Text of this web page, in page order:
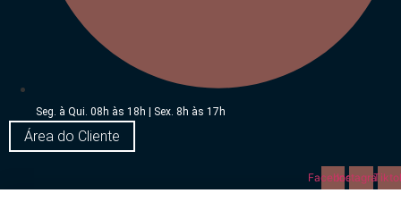
Seg. à Qui. 08h às 18h | Sex. 8h às 17h
Área do Cliente
FacebookInstagram